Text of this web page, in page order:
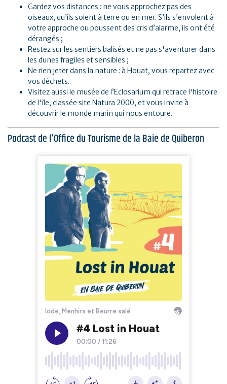
Gardez vos distances : ne vous approchez pas des
oiseaux, qu’ils soient à terre ou en mer. S’ils s’envolent à
votre approche ou poussent des cris d’alarme, ils ont été
dérangés ;
Restez sur les sentiers balisés et ne pas s'aventurer dans
les dunes fragiles et sensibles ;
Ne rien jeter dans la nature : à Houat, vous repartez avec
vos déchets.
Visitez aussi le musée de l’Eclosarium qui retrace l'histoire
de l'île, classée site Natura 2000, et vous invite à
découvrir le monde marin qui nous entoure.
Podcast de l'Office du Tourisme de la Baie de Quiberon